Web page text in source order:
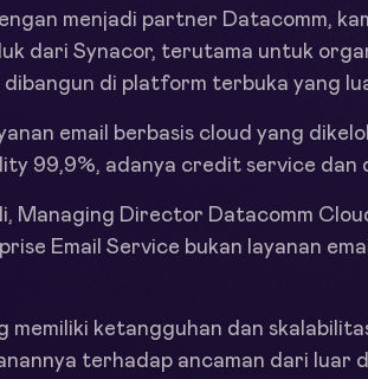
menjadi partner Datacomm,
dari Synacor, terutama untuk
dibangun di platform terbuka yang
email berbasis cloud yang
99,9%, adanya credit service dan
Managing Director Datacomm
Email Service bukan layanan
memiliki ketangguhan dan
terhadap ancaman dari